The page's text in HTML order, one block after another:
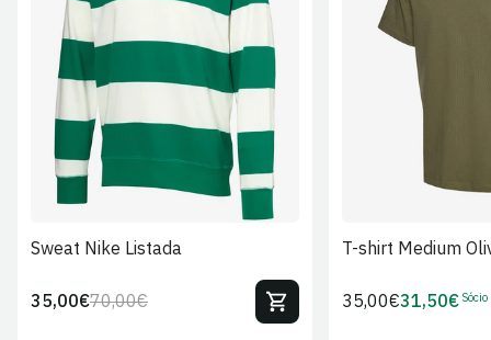
S XL 2XL
Sweat Nike Listada
Preço
70,00€Preço
35,00€
T-shirt Medium
Preço
35,00€Preço
31,50€ Sócio